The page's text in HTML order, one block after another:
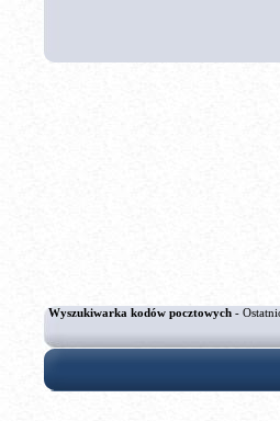
Wyszukiwarka kodów pocztowych -